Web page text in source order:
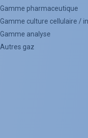
Gamme pharmaceutique
Gamme culture cellulaire /
Gamme analyse
Autres gaz